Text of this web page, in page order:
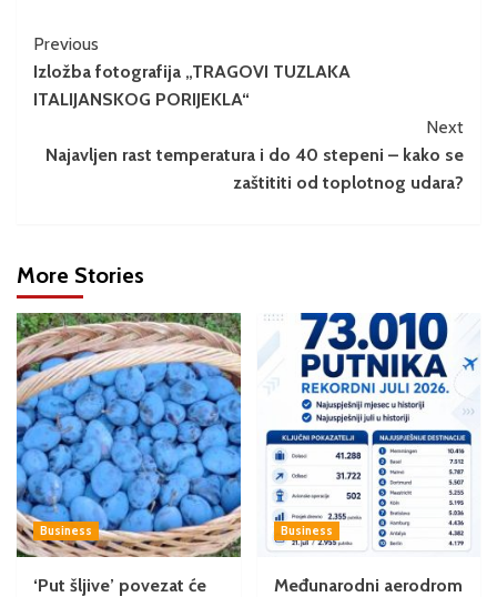
Previous
Izložba fotografija „TRAGOVI TUZLAKA
ITALIJANSKOG PORIJEKLA“
Next
Najavljen rast temperatura i do 40 stepeni – kako se
zaštititi od toplotnog udara?
More Stories
Business
‘Put šljive’ povezat će
Business
Međunarodni aerodrom